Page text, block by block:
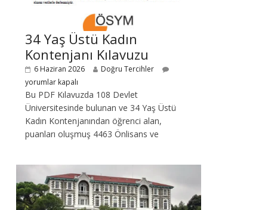
34 Yaş Üstü Kadın
Kontenjanı Kılavuzu
6 Haziran 2026
Doğru Tercihler
yorumlar kapalı
Bu PDF Kılavuzda 108 Devlet
Üniversitesinde bulunan ve 34 Yaş Üstü
Kadın Kontenjanından öğrenci alan,
puanları oluşmuş 4463 Önlisans ve